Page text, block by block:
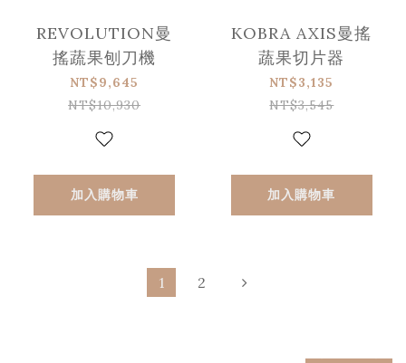
REVOLUTION曼
搖蔬果刨刀機
NT$9,645
NT$10,930
加入購物車
KOBRA AXIS曼搖
蔬果切片器
NT$3,135
NT$3,545
加入購物車
1 2
prev